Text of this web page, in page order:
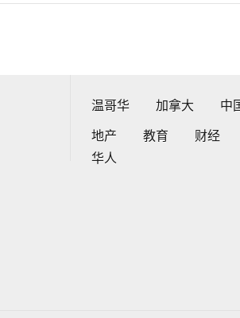
温哥华 加拿大 中
地产 教育 财经
华人